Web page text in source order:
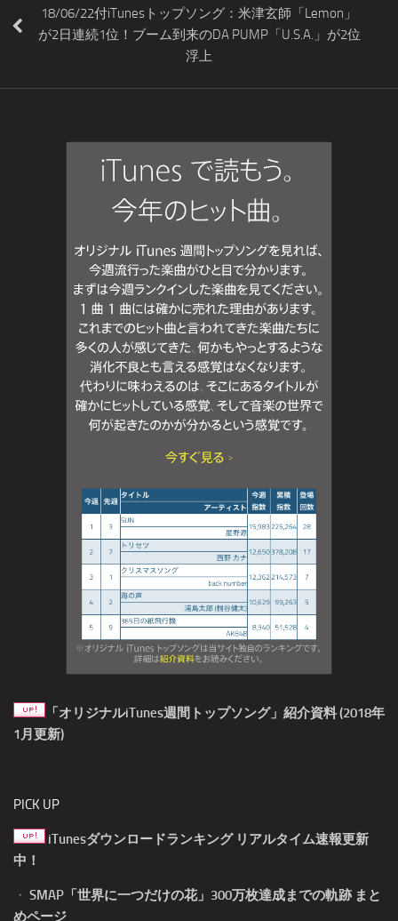
18/06/22付iTunesトップソング：米津玄師「Lemon」
が2日連続1位！ブーム到来のDA PUMP「U.S.A.」が2位
浮上
「オリジナルiTunes週間トップソング」紹介資料 (2018年
1月更新)
PICK UP
iTunesダウンロードランキング リアルタイム速報更新
中！
・ SMAP「世界に一つだけの花」300万枚達成までの軌跡 まと
めページ